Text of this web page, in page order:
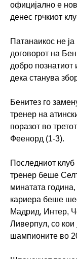
официјално е
денес грчкиот
Патанаикос не
договорот на
добро познатиот
дека станува
Бенитез го
тренер на
поразот во
Феенорд (1-3).
Последниот
тренер беше
минатата
кариера беше
Мадрид, Интер,
Ливерпул, со кои
шампионите во